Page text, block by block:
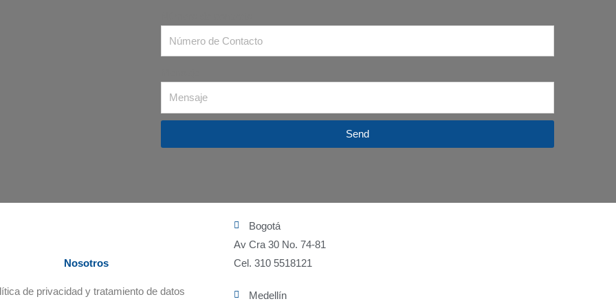
Send
Nosotros
de privacidad y tratamiento de datos
Bogotá
Av Cra 30 No. 74-81
Cel. 310 5518121
Medellín